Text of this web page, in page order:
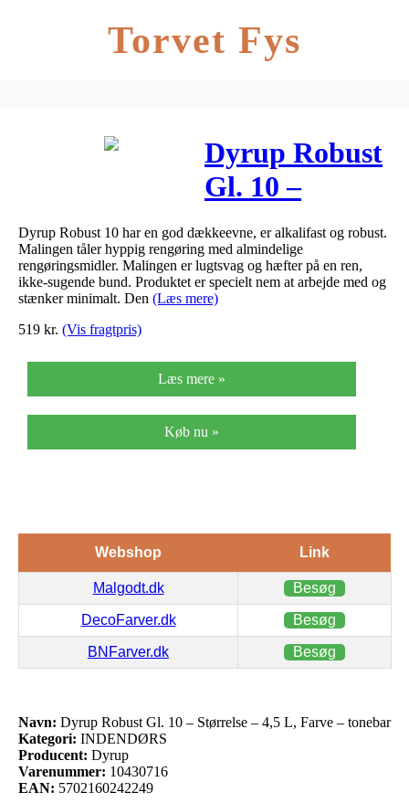
Torvet Fys
Dyrup Robust
Gl. 10 –
Størrelse – 4,5
L, Farve –
tonebar
Dyrup Robust 10 har en god dækkeevne, er alkalifast og robust.
Malingen tåler hyppig rengøring med almindelige
rengøringsmidler. Malingen er lugtsvag og hæfter på en ren,
ikke-sugende bund. Produktet er specielt nem at arbejde med og
stænker minimalt. Den (Læs mere)
519 kr. (Vis fragtpris)
Læs mere »
Køb nu »
Webshop Link
Malgodt.dk Besøg
DecoFarver.dk Besøg
BNFarver.dk Besøg
Navn: Dyrup Robust Gl. 10 – Størrelse – 4,5 L, Farve – tonebar
Kategori: INDENDØRS
Producent: Dyrup
Varenummer: 10430716
EAN: 5702160242249